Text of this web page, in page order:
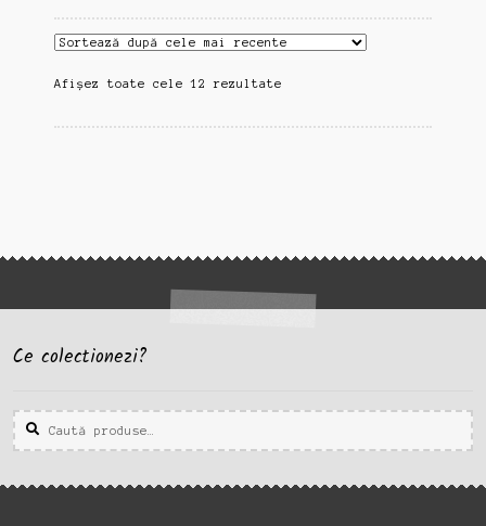
Afișez toate cele 12 rezultateSortat
cele
Ce colectionezi?
Caută
după:
Caută